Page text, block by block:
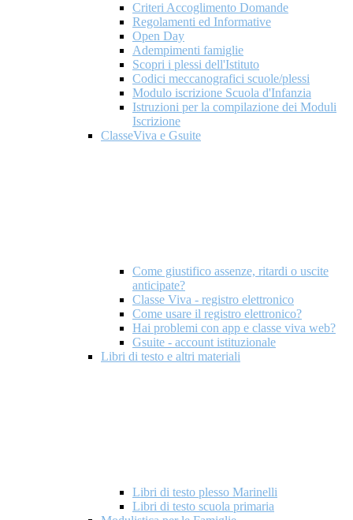
Criteri Accoglimento Domande
Regolamenti ed Informative
Open Day
Adempimenti famiglie
Scopri i plessi dell'Istituto
Codici meccanografici scuole/plessi
Modulo iscrizione Scuola d'Infanzia
Istruzioni per la compilazione dei Moduli
Iscrizione
ClasseViva e Gsuite
Come giustifico assenze, ritardi o uscite
anticipate?
Classe Viva - registro elettronico
Come usare il registro elettronico?
Hai problemi con app e classe viva web?
Gsuite - account istituzionale
Libri di testo e altri materiali
Libri di testo plesso Marinelli
Libri di testo scuola primaria